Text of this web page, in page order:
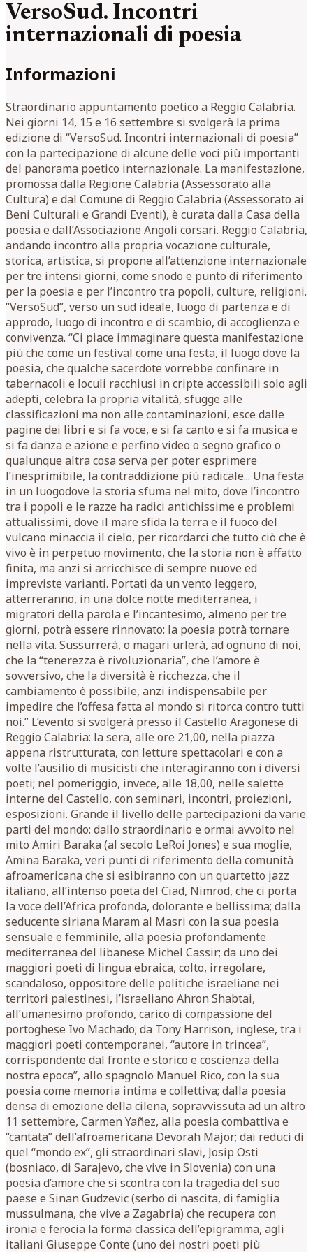
VersoSud. Incontri
internazionali di poesia
Informazioni
Straordinario appuntamento poetico a Reggio Calabria.
Nei giorni 14, 15 e 16 settembre si svolgerà la prima
edizione di “VersoSud. Incontri internazionali di poesia”
con la partecipazione di alcune delle voci più importanti
del panorama poetico internazionale. La manifestazione,
promossa dalla Regione Calabria (Assessorato alla
Cultura) e dal Comune di Reggio Calabria (Assessorato ai
Beni Culturali e Grandi Eventi), è curata dalla Casa della
poesia e dall’Associazione Angoli corsari. Reggio Calabria,
andando incontro alla propria vocazione culturale,
storica, artistica, si propone all’attenzione internazionale
per tre intensi giorni, come snodo e punto di riferimento
per la poesia e per l’incontro tra popoli, culture, religioni.
“VersoSud”, verso un sud ideale, luogo di partenza e di
approdo, luogo di incontro e di scambio, di accoglienza e
convivenza. “Ci piace immaginare questa manifestazione
più che come un festival come una festa, il luogo dove la
poesia, che qualche sacerdote vorrebbe confinare in
tabernacoli e loculi racchiusi in cripte accessibili solo agli
adepti, celebra la propria vitalità, sfugge alle
classificazioni ma non alle contaminazioni, esce dalle
pagine dei libri e si fa voce, e si fa canto e si fa musica e
si fa danza e azione e perfino video o segno grafico o
qualunque altra cosa serva per poter esprimere
l’inesprimibile, la contraddizione più radicale... Una festa
in un luogodove la storia sfuma nel mito, dove l’incontro
tra i popoli e le razze ha radici antichissime e problemi
attualissimi, dove il mare sfida la terra e il fuoco del
vulcano minaccia il cielo, per ricordarci che tutto ciò che è
vivo è in perpetuo movimento, che la storia non è affatto
finita, ma anzi si arricchisce di sempre nuove ed
impreviste varianti. Portati da un vento leggero,
atterreranno, in una dolce notte mediterranea, i
migratori della parola e l’incantesimo, almeno per tre
giorni, potrà essere rinnovato: la poesia potrà tornare
nella vita. Sussurrerà, o magari urlerà, ad ognuno di noi,
che la “tenerezza è rivoluzionaria”, che l’amore è
sovversivo, che la diversità è ricchezza, che il
cambiamento è possibile, anzi indispensabile per
impedire che l’offesa fatta al mondo si ritorca contro tutti
noi.” L’evento si svolgerà presso il Castello Aragonese di
Reggio Calabria: la sera, alle ore 21,00, nella piazza
appena ristrutturata, con letture spettacolari e con a
volte l’ausilio di musicisti che interagiranno con i diversi
poeti; nel pomeriggio, invece, alle 18,00, nelle salette
interne del Castello, con seminari, incontri, proiezioni,
esposizioni. Grande il livello delle partecipazioni da varie
parti del mondo: dallo straordinario e ormai avvolto nel
mito Amiri Baraka (al secolo LeRoi Jones) e sua moglie,
Amina Baraka, veri punti di riferimento della comunità
afroamericana che si esibiranno con un quartetto jazz
italiano, all’intenso poeta del Ciad, Nimrod, che ci porta
la voce dell’Africa profonda, dolorante e bellissima; dalla
seducente siriana Maram al Masri con la sua poesia
sensuale e femminile, alla poesia profondamente
mediterranea del libanese Michel Cassir; da uno dei
maggiori poeti di lingua ebraica, colto, irregolare,
scandaloso, oppositore delle politiche israeliane nei
territori palestinesi, l’israeliano Ahron Shabtai,
all’umanesimo profondo, carico di compassione del
portoghese Ivo Machado; da Tony Harrison, inglese, tra i
maggiori poeti contemporanei, “autore in trincea”,
corrispondente dal fronte e storico e coscienza della
nostra epoca”, allo spagnolo Manuel Rico, con la sua
poesia come memoria intima e collettiva; dalla poesia
densa di emozione della cilena, sopravvissuta ad un altro
11 settembre, Carmen Yañez, alla poesia combattiva e
“cantata” dell’afroamericana Devorah Major; dai reduci di
quel “mondo ex”, gli straordinari slavi, Josip Osti
(bosniaco, di Sarajevo, che vive in Slovenia) con una
poesia d’amore che si scontra con la tragedia del suo
paese e Sinan Gudzevic (serbo di nascita, di famiglia
mussulmana, che vive a Zagabria) che recupera con
ironia e ferocia la forma classica dell’epigramma, agli
italiani Giuseppe Conte (uno dei nostri poeti più